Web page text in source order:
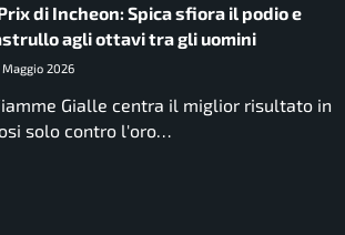
di Incheon: Spica sfiora il podio e
agli ottavi tra gli uomini
Maggio 2026
Gialle centra il miglior risultato in
solo contro l'oro…